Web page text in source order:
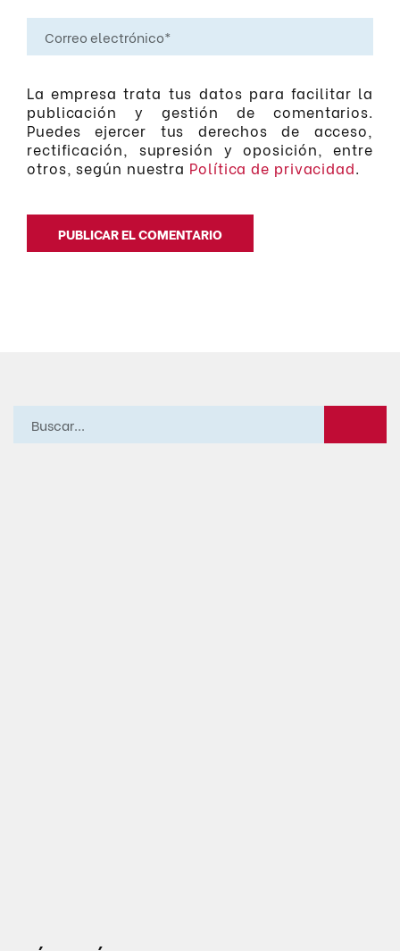
La empresa trata tus datos para facilitar la
publicación y gestión de comentarios.
Puedes ejercer tus derechos de acceso,
rectificación, supresión y oposición, entre
otros, según nuestra Política de privacidad.